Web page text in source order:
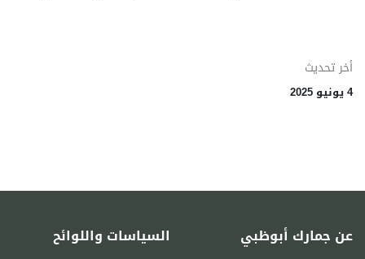
أخر تحديث
4 يونيو 2025
عن جمارك أبوظبي السياسات واللوائح